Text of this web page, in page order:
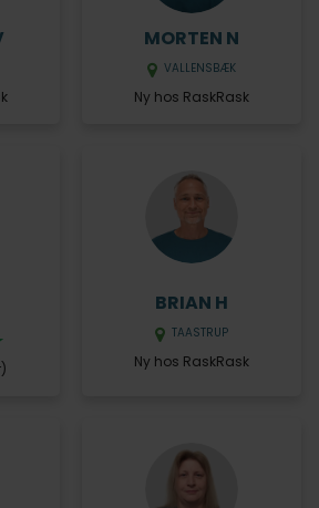
MORTEN N
VALLENSBÆK
Ny hos RaskRask
BRIAN H
TAASTRUP
Ny hos RaskRask